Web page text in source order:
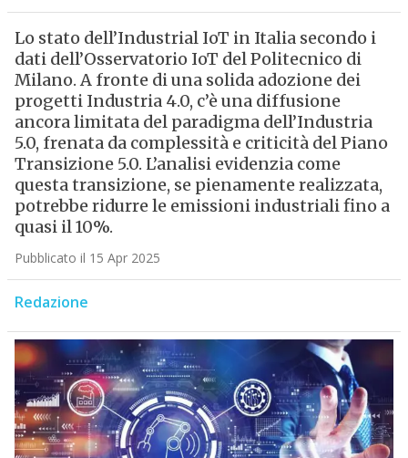
Lo stato dell’Industrial IoT in Italia secondo i
dati dell’Osservatorio IoT del Politecnico di
Milano. A fronte di una solida adozione dei
progetti Industria 4.0, c’è una diffusione
ancora limitata del paradigma dell’Industria
5.0, frenata da complessità e criticità del Piano
Transizione 5.0. L’analisi evidenzia come
questa transizione, se pienamente realizzata,
potrebbe ridurre le emissioni industriali fino a
quasi il 10%.
Pubblicato il 15 Apr 2025
Redazione